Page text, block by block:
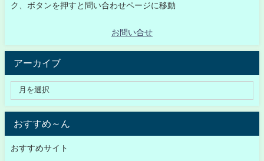
ク、ボタンを押すと問い合わせページに移動
お問い合せ
アーカイブ
おすすめ～ん
おすすめサイト